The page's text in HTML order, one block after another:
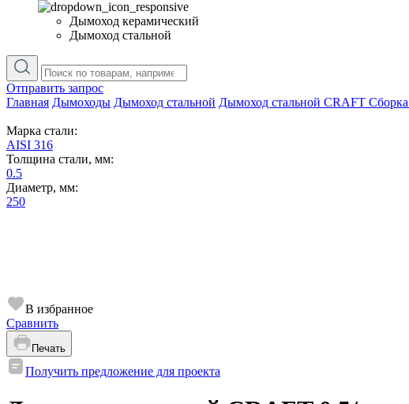
Дымоход керамический
Дымоход стальной
Отправить запрос
Главная Дымоходы Дымоход стальной Дымоход стальной CRAFT
Марка стали:
AISI 316
Толщина стали, мм:
0.5
Диаметр, мм:
250
В избранное
Сравнить
Печать
Получить предложение для проекта